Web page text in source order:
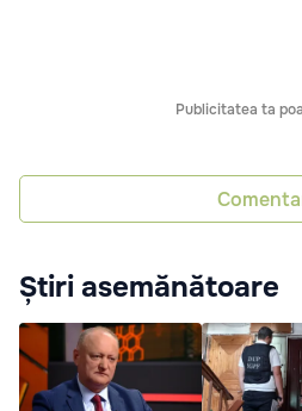
Publicitatea ta
Știri asemănătoare